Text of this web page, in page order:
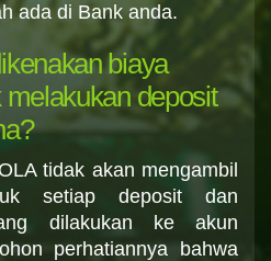
ada di Bank anda.
biaya
deposit
tidak akan mengambil
setiap deposit dan
dilakukan ke akun
perhatiannya bahwa